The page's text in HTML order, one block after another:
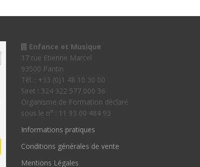
Enfance et Musique
17 rue Etienne Marcel
93500 Pantin
Tél. : +33 (0)1 48 10 30 00
Siret : 324 322 577 000 36
Organisme de Formation déclaré
sous le n° : 11 93 00 484 93
Informations pratiques
Conditions générales de vente
Mentions Légales